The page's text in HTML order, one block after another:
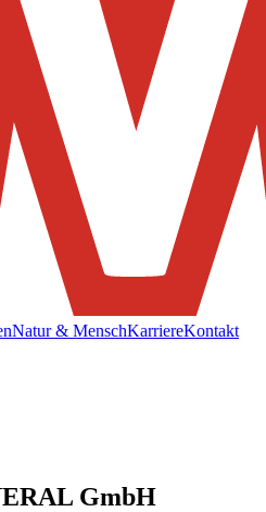
Natur & MenschKarriereKontakt
GmbH